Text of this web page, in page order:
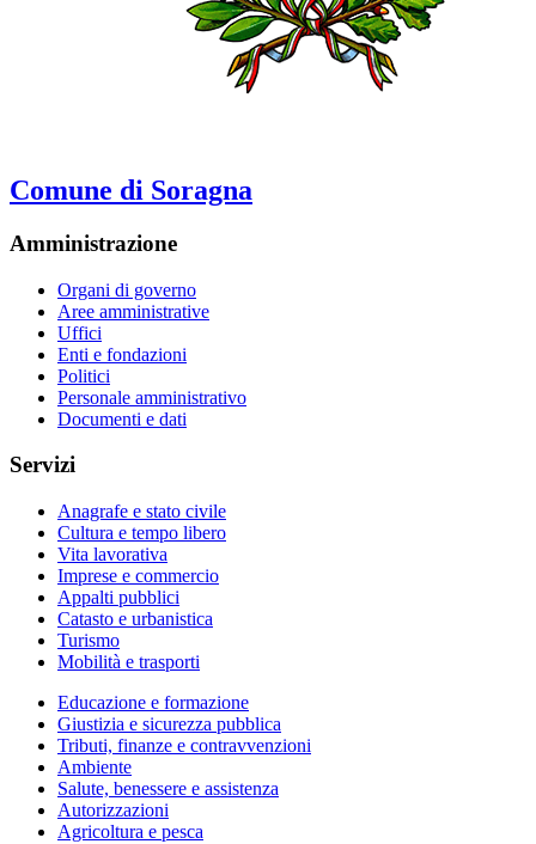
Comune di Soragna
Amministrazione
Organi di governo
Aree amministrative
Uffici
Enti e fondazioni
Politici
Personale amministrativo
Documenti e dati
Servizi
Anagrafe e stato civile
Cultura e tempo libero
Vita lavorativa
Imprese e commercio
Appalti pubblici
Catasto e urbanistica
Turismo
Mobilità e trasporti
Educazione e formazione
Giustizia e sicurezza pubblica
Tributi, finanze e contravvenzioni
Ambiente
Salute, benessere e assistenza
Autorizzazioni
Agricoltura e pesca